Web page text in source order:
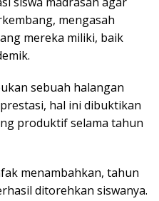
mengasah
mereka miliki, baik
sebuah halangan
hal ini dibuktikan
produktif selama tahun
menambahkan, tahun
ditorehkan siswanya.